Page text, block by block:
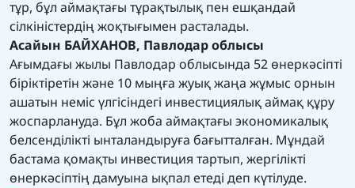
тұр, бұл аймақтағы тұрақтылық пен ешқандай
сілкіністердің жоқтығымен расталады.
Асайын БАЙХАНОВ, Павлодар облысы
Ағымдағы жылы Павлодар облысында 52 өнеркәсіпті
біріктіретін және 10 мыңға жуық жаңа жұмыс орнын
ашатын неміс үлгісіндегі инвестициялық аймақ құру
жоспарлануда. Бұл жоба аймақтағы экономикалық
белсенділікті ынталандыруға бағытталған. Мұндай
бастама қомақты инвестиция тартып, жергілікті
өнеркәсіптің дамуына ықпал етеді деп күтілуде.